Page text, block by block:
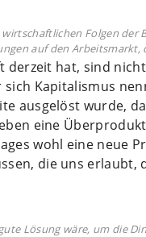
Folgen der
auf den Arbeitsmarkt,
derzeit hat, sind
Kapitalismus
ausgelöst wurde,
eine
wohl eine neue
die uns erlaubt,
Lösung wäre, um die